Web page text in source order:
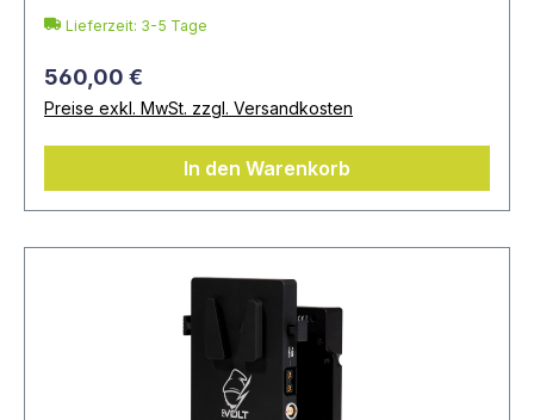
Lieferzeit: 3-5 Tage
560,00 €
Preise exkl. MwSt. zzgl. Versandkosten
In den Warenkorb